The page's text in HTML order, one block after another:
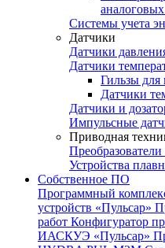
Системы учета
Датчики
Датчики
Датчики
Гильзы для
Датчики
Датчики и
Импульсные
Приводная
Преобразователи
Устройства
Собственное ПО
Программный
устройств «Пульсар»
работ Конфигуратор
ИАСКУЭ «Пульсар»